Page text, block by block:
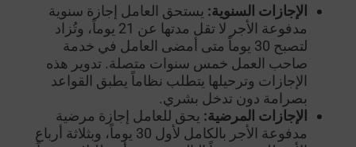
الإجازات السنوية: يستحق العامل إجازة سنوية
مدفوعة الأجر لا تقل مدتها عن 21 يوماً، وتُزاد
لتصبح 30 يوماً متى أمضى العامل في خدمة
صاحب العمل خمس سنوات متصلة. تدوير هذه
الإجازات وترحيلها يتطلب نظاماً يطبق القواعد
بصرامة دون تدخل بشري.
الإجازات المرضية: يحق للعامل إجازة مرضية
مدفوعة الأجر بالكامل لأول 30 يوماً، وبثلاثة أرباع